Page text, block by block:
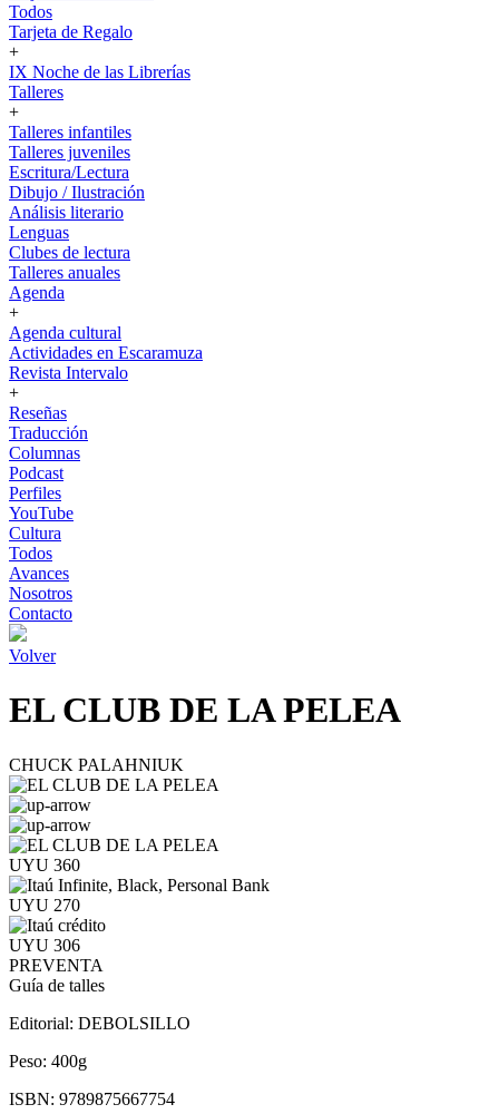
Todos
Tarjeta de Regalo
+
IX Noche de las Librerías
Talleres
+
Talleres infantiles
Talleres juveniles
Escritura/Lectura
Dibujo / Ilustración
Análisis literario
Lenguas
Clubes de lectura
Talleres anuales
Agenda
+
Agenda cultural
Actividades en Escaramuza
Revista Intervalo
+
Reseñas
Traducción
Columnas
Podcast
Perfiles
YouTube
Cultura
Todos
Avances
Nosotros
Contacto
Volver
EL CLUB DE LA PELEA
CHUCK PALAHNIUK
UYU 360
UYU 270
UYU 306
PREVENTA
Guía de talles
Editorial: DEBOLSILLO
Peso: 400g
ISBN: 9789875667754